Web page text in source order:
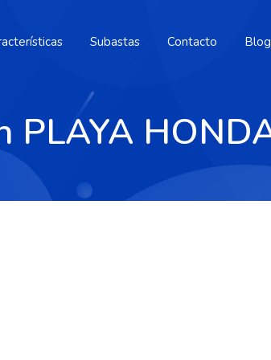
Subastas Contacto Blog
PLAYA